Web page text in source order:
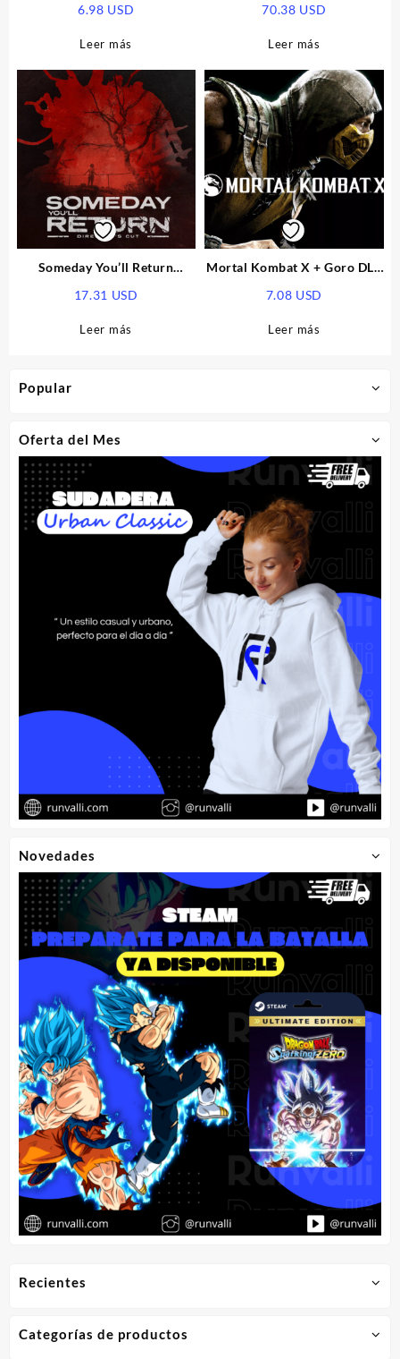
Popular
Oferta del Mes
Novedades
6.98 USD
Leer más
70.38 USD
Leer más
Someday You’ll Return
17.31 USD
Leer más
Mortal Kombat X + Goro DLC
7.08 USD
Leer más
Recientes
Categorías de productos